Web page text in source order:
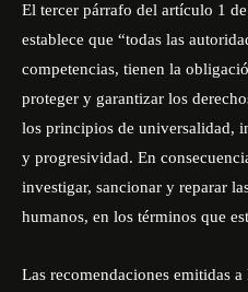
El tercer párrafo del artículo 1
establece que “todas las
competencias, tienen la
proteger y garantizar los
los principios de universalidad,
y progresividad. En
investigar, sancionar y reparar
humanos, en los términos que
Las recomendaciones emitidas